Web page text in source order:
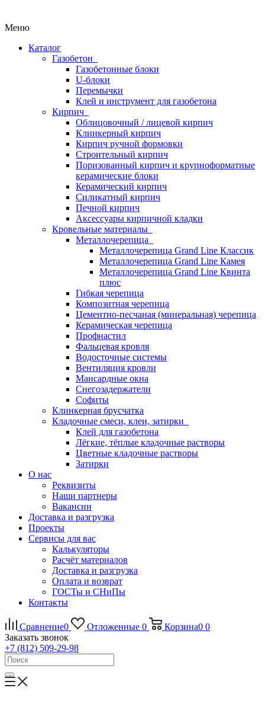
Меню
Каталог
Газобетон
Газобетонные блоки
U-блоки
Перемычки
Клей и инструмент для газобетона
Кирпич
Облицовочный / лицевой кирпич
Клинкерный кирпич
Кирпич ручной формовки
Строительный кирпич
Поризованный кирпич и крупноформатные
керамические блоки
Керамический кирпич
Силикатный кирпич
Печной кирпич
Аксессуары кирпичной кладки
Кровельные материалы
Металлочерепица
Металлочерепица Grand Line Классик
Металлочерепица Grand Line Камея
Металлочерепица Grand Line Квинта
плюс
Гибкая черепица
Композитная черепица
Цементно-песчаная (минеральная) черепица
Керамическая черепица
Профнастил
Фальцевая кровля
Водосточные системы
Вентиляция кровли
Мансардные окна
Снегозадержатели
Софиты
Клинкерная брусчатка
Кладочные смеси, клеи, затирки
Клей для газобетона
Лёгкие, тёплые кладочные растворы
Цветные кладочные растворы
Затирки
О нас
Реквизиты
Наши партнеры
Вакансии
Доставка и разгрузка
Проекты
Сервисы для вас
Калькуляторы
Расчёт материалов
Доставка и разгрузка
Оплата и возврат
ГОСТы и СНиПы
Контакты
Сравнение0 Отложенные 0 Корзина0 0
Заказать звонок
+7 (812) 509-29-98